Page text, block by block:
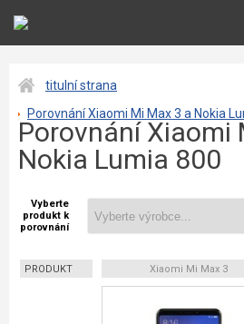
titulní strana
Porovnání Xiaomi Mi Max 3 a Nokia
Porovnání Xiaomi
Nokia Lumia 800
Vyberte
produkt k
porovnání
PRODUKT Xiaomi Mi Max 3